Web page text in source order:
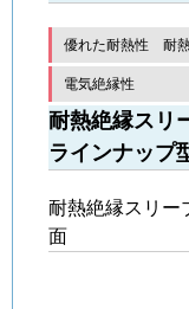
優れた耐熱性 耐
電気絶縁性
耐熱絶縁スリ
ラインナップ
耐熱絶縁スリ
面